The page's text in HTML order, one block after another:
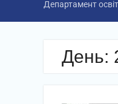
Департамент
День: